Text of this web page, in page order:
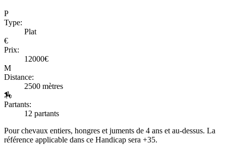
P
Type:
Plat
€
Prix:
12000€
M
Distance:
2500 mètres
🏇
Partants:
12 partants
Pour chevaux entiers, hongres et juments de 4 ans et au-dessus. La
référence applicable dans ce Handicap sera +35.